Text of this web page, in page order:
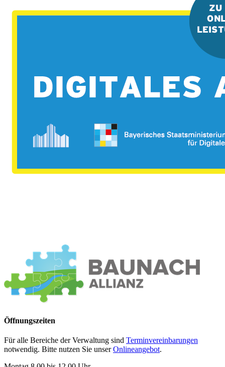
Öffnungszeiten
Für alle Bereiche der Verwaltung sind Terminvereinbarungen
notwendig. Bitte nutzen Sie unserOnlineangebot.